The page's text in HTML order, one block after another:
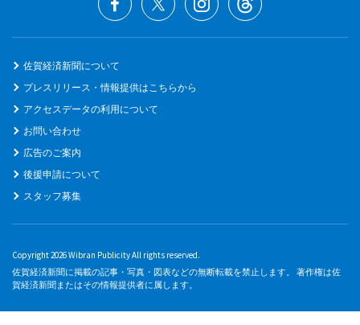
佐賀経済新聞について
プレスリリース・情報提供はこちらから
アクセスデータの利用について
お問い合わせ
広告のご案内
後援申請について
スタッフ募集
Copyright 2026 Wibran Publicity All rights reserved.
佐賀経済新聞に掲載の記事・写真・図表などの無断転載を禁止します。 著作権は佐
賀経済新聞またはその情報提供者に属します。